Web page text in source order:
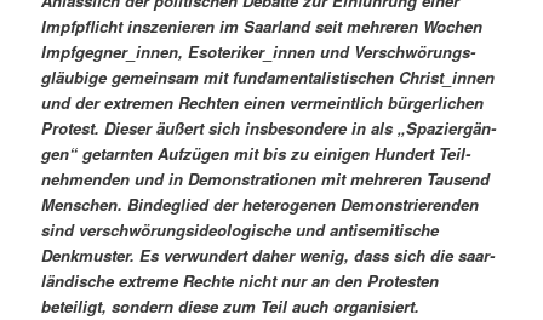
Impf­pflicht insze­nieren im Saar­land seit mehreren Wochen
Impfgegner_innen, Esoteriker_innen und Ver­schwörungs­
gläu­bige gemein­sam mit fun­da­men­tal­is­tis­chen Christ_innen
und der extremen Recht­en einen ver­meintlich bürg­er­lichen
Protest. Dieser äußert sich ins­beson­dere in als „Spaziergän­
gen“ getarn­ten Aufzü­gen mit bis zu eini­gen Hun­dert Teil­
nehmenden und in Demon­stra­tio­nen mit mehreren Tausend
Men­schen. Bindeglied der het­ero­ge­nen Demon­stri­eren­den
sind ver­schwörungside­ol­o­gis­che und anti­semi­tis­che
Denkmuster. Es ver­wun­dert daher wenig, dass sich die saar­
ländis­che extreme Rechte nicht nur an den Protesten
beteiligt, son­dern diese zum Teil auch organisiert.